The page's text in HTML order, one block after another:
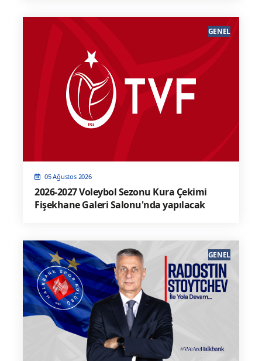
05 Ağustos 2026
2026-2027 Voleybol Sezonu Kura Çekimi
Fişekhane Galeri Salonu'nda yapılacak
GENEL
GENEL